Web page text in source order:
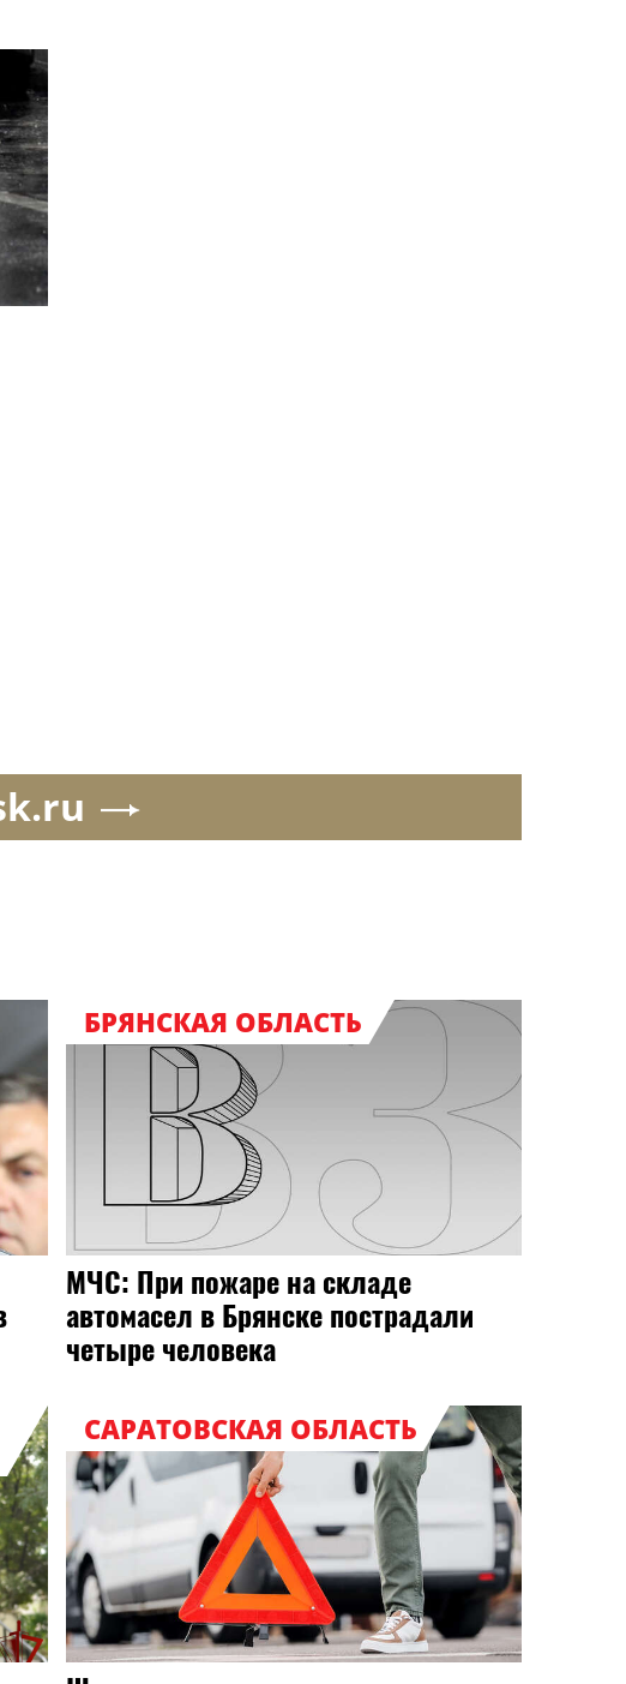
БРЯНСКАЯ ОБЛАСТЬ
МЧС: При пожаре на складе
автомасел в Брянске пострадали
четыре человека
САРАТОВСКАЯ ОБЛАСТЬ